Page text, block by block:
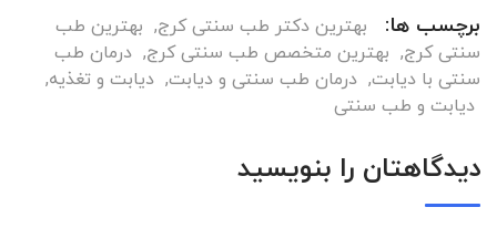
برچسب ها: بهترین دکتر طب سنتی کرج, بهترین طب
سنتی کرج, بهترین متخصص طب سنتی کرج, درمان طب
سنتی با دیابت, درمان طب سنتی و دیابت, دیابت و تغذیه,
دیابت و طب سنتی
دیدگاهتان را بنویسید